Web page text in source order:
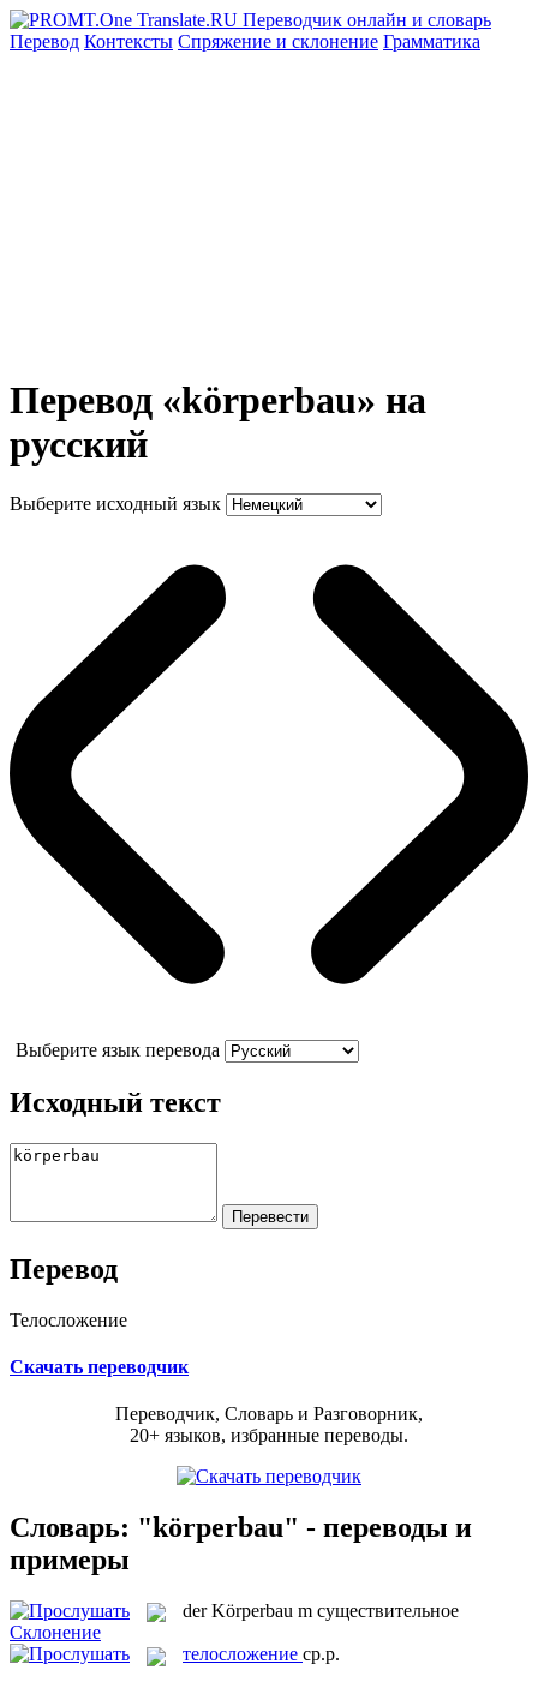
Перевод Контексты Спряжение и склонение Грамматика
Перевод «körperbau» на
русский
Выберите исходный язык
Выберите язык перевода
Исходный текст
Перевод
Телосложение
Скачать переводчик
Переводчик, Словарь и Разговорник,
20+ языков, избранные переводы.
Словарь: "körperbau" - переводы и
примеры
derKörperbau m существительное
Склонение
телосложение ср.р.